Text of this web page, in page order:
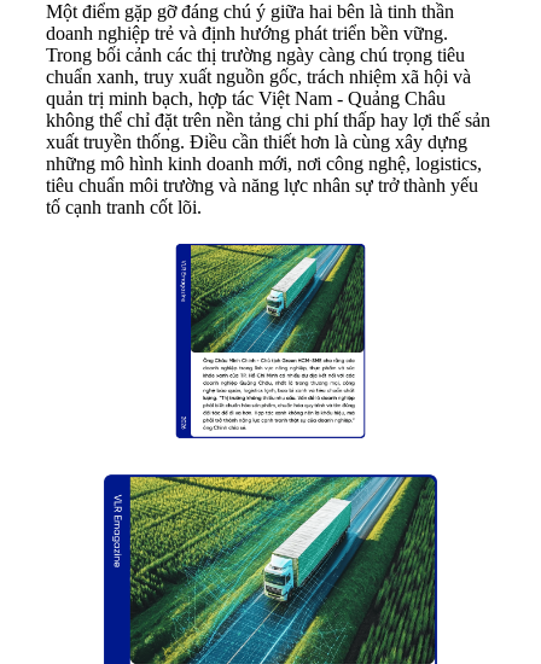
Một điểm gặp gỡ đáng chú ý giữa hai bên là tinh thần
doanh nghiệp trẻ và định hướng phát triển bền vững.
Trong bối cảnh các thị trường ngày càng chú trọng tiêu
chuẩn xanh, truy xuất nguồn gốc, trách nhiệm xã hội và
quản trị minh bạch, hợp tác Việt Nam - Quảng Châu
không thể chỉ đặt trên nền tảng chi phí thấp hay lợi thế sản
xuất truyền thống. Điều cần thiết hơn là cùng xây dựng
những mô hình kinh doanh mới, nơi công nghệ, logistics,
tiêu chuẩn môi trường và năng lực nhân sự trở thành yếu
tố cạnh tranh cốt lõi.